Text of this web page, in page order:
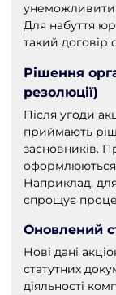
унеможливити
Для набуття
такий договір
Рішення
резолюції)
Після угоди
приймають
засновників.
оформлюються
Наприклад,
спрощує
Оновлений
Нові дані
статутних
діяльності